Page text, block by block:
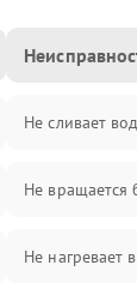
Не сливает
Не вращается
Не нагревает